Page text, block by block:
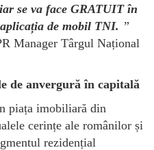
se va face GRATUIT în
de mobil TNI. ”
Manager Târgul Național
de anvergură în capitală
piața imobiliară din
cerințe ale românilor și
rezidențial